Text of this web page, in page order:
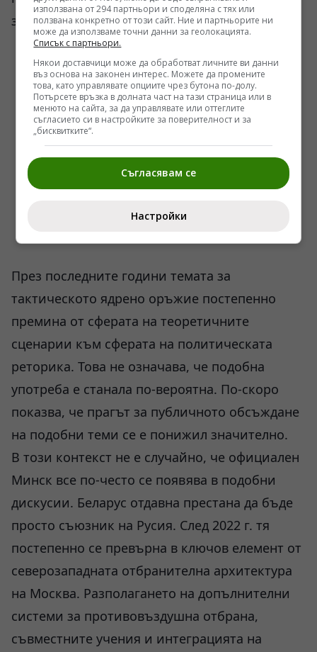
значително по-сложна.
През последните години темата за
тактическото ядрено оръжие постепенно
премина от сферата на теоретичните
сценарии към сферата на политическата
реторика. Това не означава, че подобна
употреба е станала по-вероятна. По-скоро
показва, че прагът за публичното обсъждане
на подобни теми се е понижил значително.
В този контекст не е случайно, че официален
Минск все по-често се появява в подобни
дискусии. Беларус отдавна престана да бъде
просто съюзник на Русия. След 2022 г. тя
постепенно се превърна в ключов елемент от
северозападната отбранителна архитектура
на Москва. Разполагането на допълнителни
системи за противовъздушна отбрана,
съвместните учения и интеграцията на
използвана от 294 партньори и споделяна с тях или
ползвана конкретно от този сайт. Ние и партньорите ни
може да използваме точни данни за геолокацията.
Списък с партньори.
Някои доставчици може да обработват личните ви данни
въз основа на законен интерес. Можете да промените
това, като управлявате опциите чрез бутона по-долу.
Потърсете връзка в долната част на тази страница или в
менюто на сайта, за да управлявате или оттеглите
съгласието си в настройките за поверителност и за
„бисквитките“.
Съгласявам се
Настройки